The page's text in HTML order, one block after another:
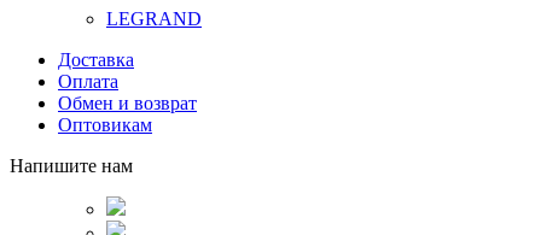
LEGRAND
Доставка
Оплата
Обмен и возврат
Оптовикам
Напишите нам